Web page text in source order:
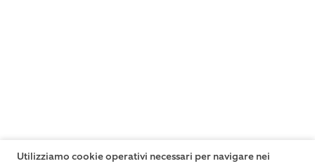
Utilizziamo cookie operativi necessari per navigare nei